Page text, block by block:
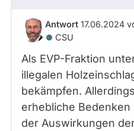
Antwort 17.06.2024
CSU
Als EVP-Fraktion
illegalen
bekämpfen.
erhebliche Bedenken
der Auswirkungen